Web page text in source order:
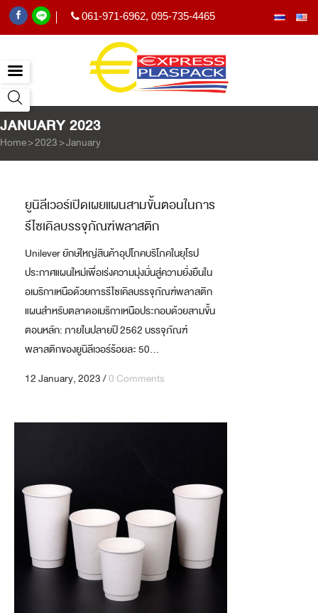
061-971-6962, 095-735-4465
JANUARY 2023
Home>2023>January
ยูนิลีเวอร์เปิดเผยแผนสามขั้นตอนในการ
รีไซเคิลบรรจุภัณฑ์พลาสติก
Unilever ยักษ์ใหญ่สินค้าอุปโภคบริโภคในยุโรป
ประกาศแผนใหม่เพื่อเร่งความมุ่งมั่นสู่ความยั่งยืนใน
อเมริกาเหนือด้วยการรีไซเคิลบรรจุภัณฑ์พลาสติก
แผนสำหรับตลาดอเมริกาเหนือประกอบด้วยสามขั้น
ตอนหลัก: ภายในปลายปี 2562 บรรจุภัณฑ์
พลาสติกของยูนิลีเวอร์ร้อยละ 50...
12 January, 2023/0 Comments